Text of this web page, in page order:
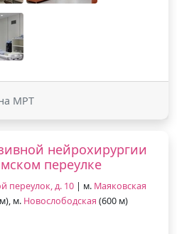
МРТ
нейрохирургии
переулке
переулок, д. 10 | м. Маяковская
м. Новослободская (600 м)